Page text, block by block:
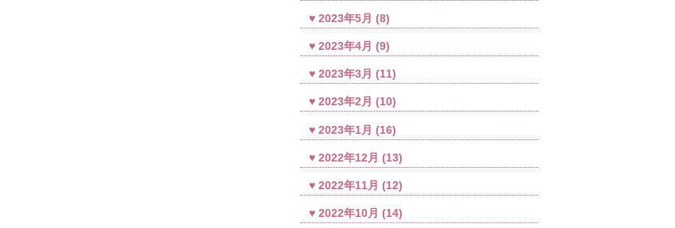
2023年5月 (8)
2023年4月 (9)
2023年3月 (11)
2023年2月 (10)
2023年1月 (16)
2022年12月 (13)
2022年11月 (12)
2022年10月 (14)